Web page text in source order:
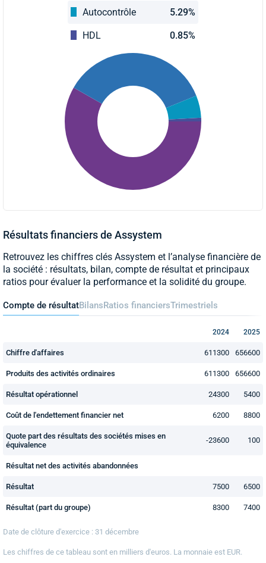
Autocontrôle 5.29%
HDL 0.85%
Résultats financiers de Assystem
Retrouvez les chiffres clés Assystem et l’analyse financière de
la société : résultats, bilan, compte de résultat et principaux
ratios pour évaluer la performance et la solidité du groupe.
Compte de résultatBilansRatios financiersTrimestriels
2024 2025
Chiffre d'affaires 611300 656600
Produits des activités ordinaires 611300 656600
Résultat opérationnel 24300 5400
Coût de l'endettement financier net 6200 8800
Quote part des résultats des sociétés mises en
équivalence
-23600 100
Résultat net des activités abandonnées
Résultat 7500 6500
Résultat (part du groupe) 8300 7400
Date de clôture d'exercice : 31 décembre
Les chiffres de ce tableau sont en milliers d'euros. La monnaie est EUR.